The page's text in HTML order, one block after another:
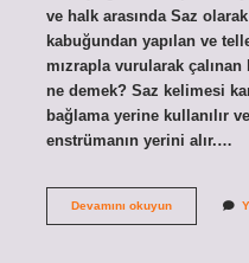
ve halk arasında Saz
kabuğundan yapılan ve
mızrapla vurularak
ne demek? Saz kelimesi
bağlama yerine kullanılır
enstrümanın yerini alır.…
Devamını okuyunBağlamanın